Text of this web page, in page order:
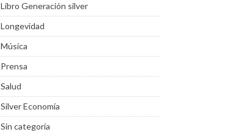
Libro Generación silver
Longevidad
Música
Prensa
Salud
Silver Economía
Sin categoría